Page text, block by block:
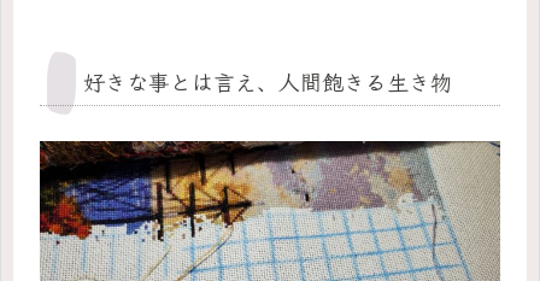
好きな事とは言え、人間飽きる生き物